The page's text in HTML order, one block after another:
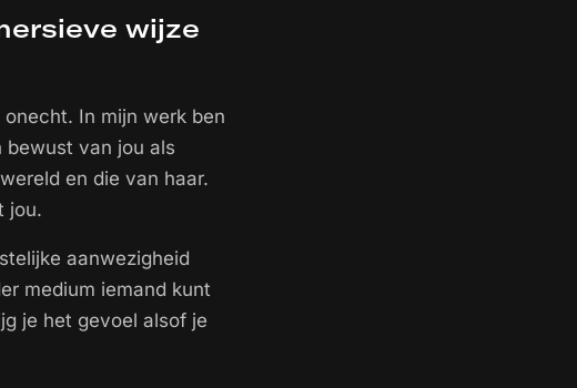
wijze
In mijn werk ben
bewust van jou als
en die van haar.
jou.
aanwezigheid
medium iemand kunt
je het gevoel alsof je